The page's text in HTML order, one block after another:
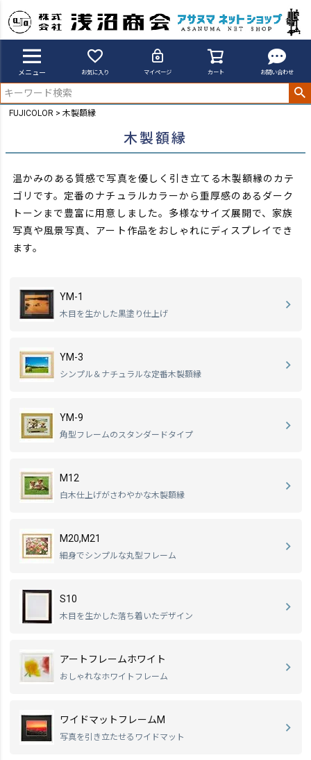
メニュー お気に入り マイページ カート お問い合わせ
FUJICOLOR 木製額縁
木製額縁
温かみのある質感で写真を優しく引き立てる木製額縁のカテ
ゴリです。定番のナチュラルカラーから重厚感のあるダーク
トーンまで豊富に用意しました。 多様なサイズ展開で、家族
写真や風景写真、アート作品をおしゃれにディスプレイでき
ます。
YM-1
木目を生かした黒塗り仕上げ
YM-3
シンプル＆ナチュラルな定番木製額縁
YM-9
角型フレームのスタンダードタイプ
M12
白木仕上げがさわやかな木製額縁
M20,M21
細身でシンプルな丸型フレーム
S10
木目を生かした落ち着いたデザイン
アートフレームホワイト
おしゃれなホワイトフレーム
ワイドマットフレームM
写真を引き立たせるワイドマット